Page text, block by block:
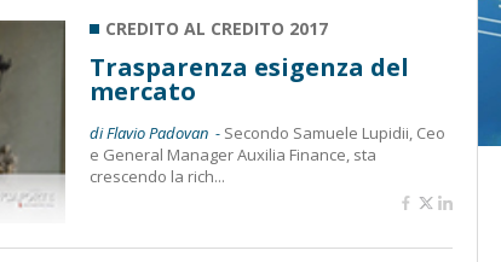
CREDITO AL CREDITO 2017
Trasparenza esigenza del
mercato
di Flavio Padovan - Secondo Samuele Lupidii, Ceo
e General Manager Auxilia Finance, sta
crescendo la rich...